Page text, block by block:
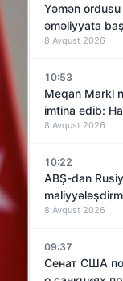
Yəmən
əməliyyata
8 Avqust 2026
10:53
Meqan Markl
imtina edib:
yaxınlaşırmı?
8 Avqust 2026
10:22
ABŞ-dan
8 Avqust 2026
09:37
Сенат США